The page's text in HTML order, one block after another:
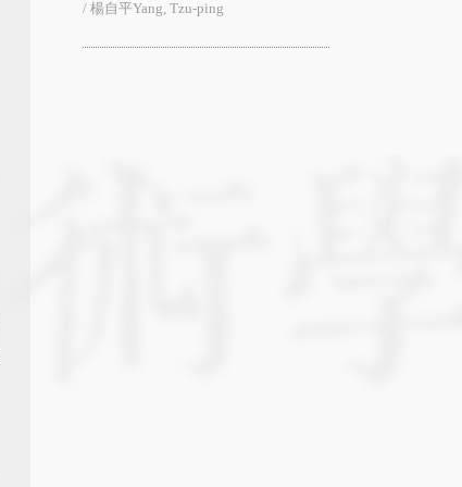
/ 楊自平Yang, Tzu-ping